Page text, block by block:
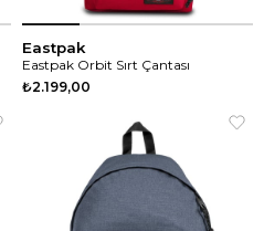
Eastpak
Eastpak Orbit Sırt Çantası
₺2.199,00